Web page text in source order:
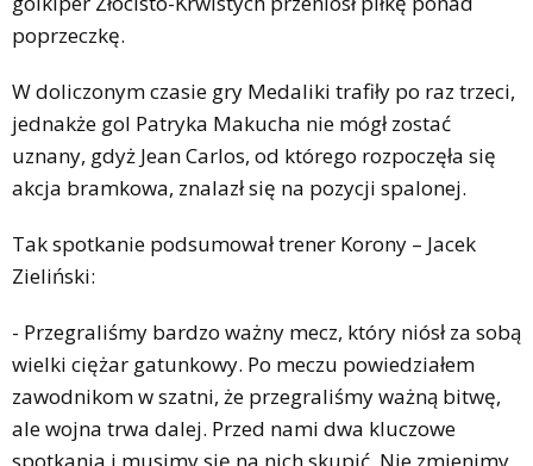
poprzeczkę.
W doliczonym czasie gry Medaliki trafiły po raz trzeci,
jednakże gol Patryka Makucha nie mógł zostać
uznany, gdyż Jean Carlos, od którego rozpoczęła się
akcja bramkowa, znalazł się na pozycji spalonej.
Tak spotkanie podsumował trener Korony – Jacek
Zieliński:
- Przegraliśmy bardzo ważny mecz, który niósł za sobą
wielki ciężar gatunkowy. Po meczu powiedziałem
zawodnikom w szatni, że przegraliśmy ważną bitwę,
ale wojna trwa dalej. Przed nami dwa kluczowe